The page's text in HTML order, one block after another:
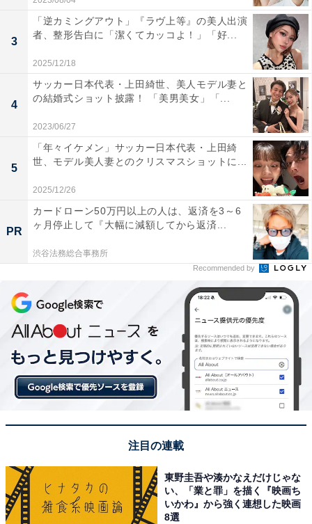
3
「逆カミングアウト」『ラヴ上等』の美人出演
者、整形告白に「潔くてカッコよ！」「好...
2025/12/18
4
サッカー日本代表・上田綺世、美人モデル妻と
の結婚式ショット披露！ 「美男美女」「...
2023/06/27
5
「年々イケメン」サッカー日本代表・上田綺
世、モデル美人妻とのクリスマスショットに...
2025/12/26
PR
カードローン50万円以上の人は、返済を3～6
ヶ月停止して『大幅に減額してから返済...
渋谷法務総合事務所
Recommended by
注目の連載
東野圭吾や湊かなえだけじゃな
い、「業と罪」を描く『映画ち
いかわ』から強く連想した映画
8選